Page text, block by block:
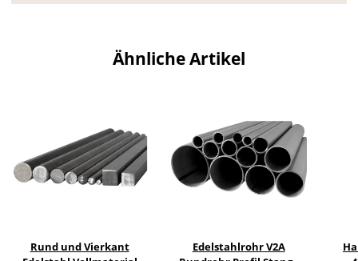
Ähnliche Artikel
Rund und Vierkant
Edelstahlrohr V2A